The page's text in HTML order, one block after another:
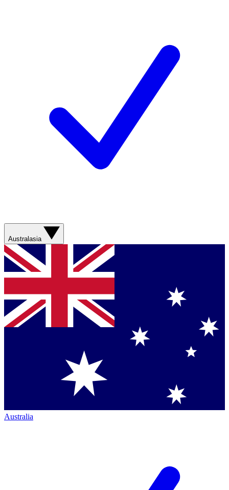
Australasia
Australia